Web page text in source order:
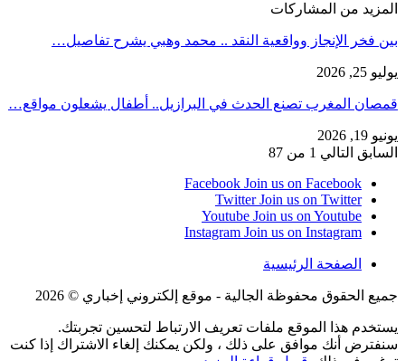
المزيد من المشاركات
بين فخر الإنجاز وواقعية النقد .. محمد وهبي يشرح تفاصيل…
يوليو 25, 2026
قمصان المغرب تصنع الحدث في البرازيل.. أطفال يشعلون مواقع…
يونيو 19, 2026
السابق التالي 1 من 87
Facebook Join us on Facebook
Twitter Join us on Twitter
Youtube Join us on Youtube
Instagram Join us on Instagram
الصفحة الرئيسية
جميع الحقوق محفوظة الجالية - موقع إلكتروني إخباري © 2026
يستخدم هذا الموقع ملفات تعريف الارتباط لتحسين تجربتك.
سنفترض أنك موافق على ذلك ، ولكن يمكنك إلغاء الاشتراك إذا كنت